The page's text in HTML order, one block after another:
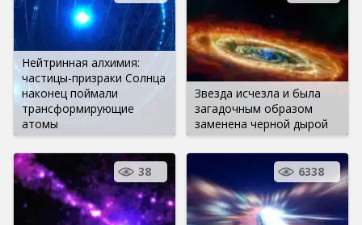
Нейтринная алхимия:
частицы-призраки Солнца
наконец поймали
трансформирующие
атомы
Звезда исчезла и была
загадочным образом
заменена черной дырой
38 6338